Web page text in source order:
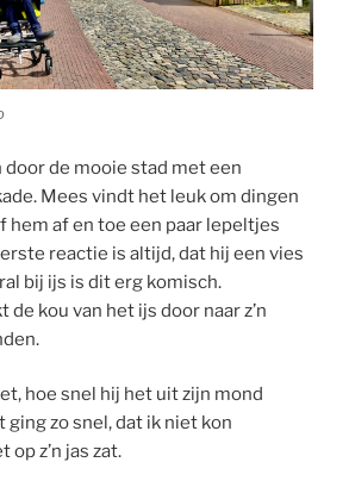
de mooie stad met een
Mees vindt het leuk om dingen
hem af en toe een paar lepeltjes
reactie is altijd, dat hij een vies
bij ijs is dit erg komisch.
kou van het ijs door naar z’n
hoe snel hij het uit zijn mond
ging zo snel, dat ik niet kon
z’n jas zat.